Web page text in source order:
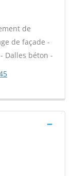
de
de façade -
Dalles béton -